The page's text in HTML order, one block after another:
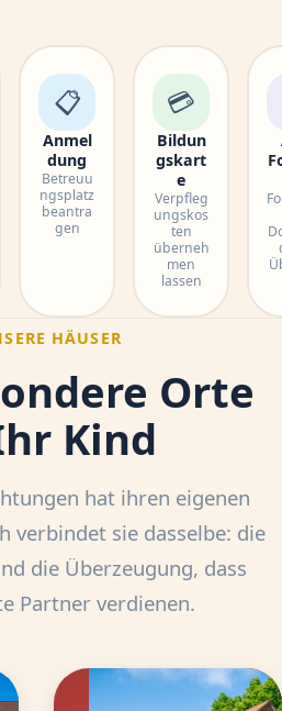
📋
Anmel
dung
Betreuu
ngsplatz
beantra
gen
💳
Bildun
gskart
e
Verpfleg
ungskos
ten
überneh
men
lassen
HÄUSER
Orte
Kind
hat ihren eigenen
verbindet sie dasselbe: die
die Überzeugung, dass
Partner verdienen.